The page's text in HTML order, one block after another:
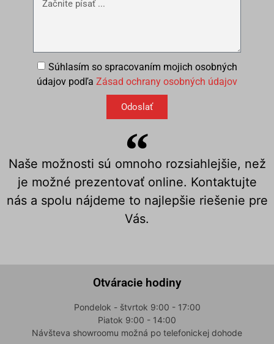
Súhlasím so spracovaním mojich osobných
údajov podľa Zásad ochrany osobných údajov
Odoslať
Naše možnosti sú omnoho rozsiahlejšie, než
je možné prezentovať online. Kontaktujte
nás a spolu nájdeme to najlepšie riešenie pre
Vás.
Otváracie hodiny
Pondelok - štvrtok 9:00 - 17:00
Piatok 9:00 - 14:00
Návšteva showroomu možná po telefonickej dohode